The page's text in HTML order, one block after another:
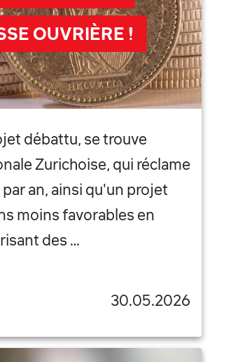
OUVRIÈRE !
débattu, se trouve
Zurichoise, qui réclame
an, ainsi qu'un projet
moins favorables en
des …
30.05.2026